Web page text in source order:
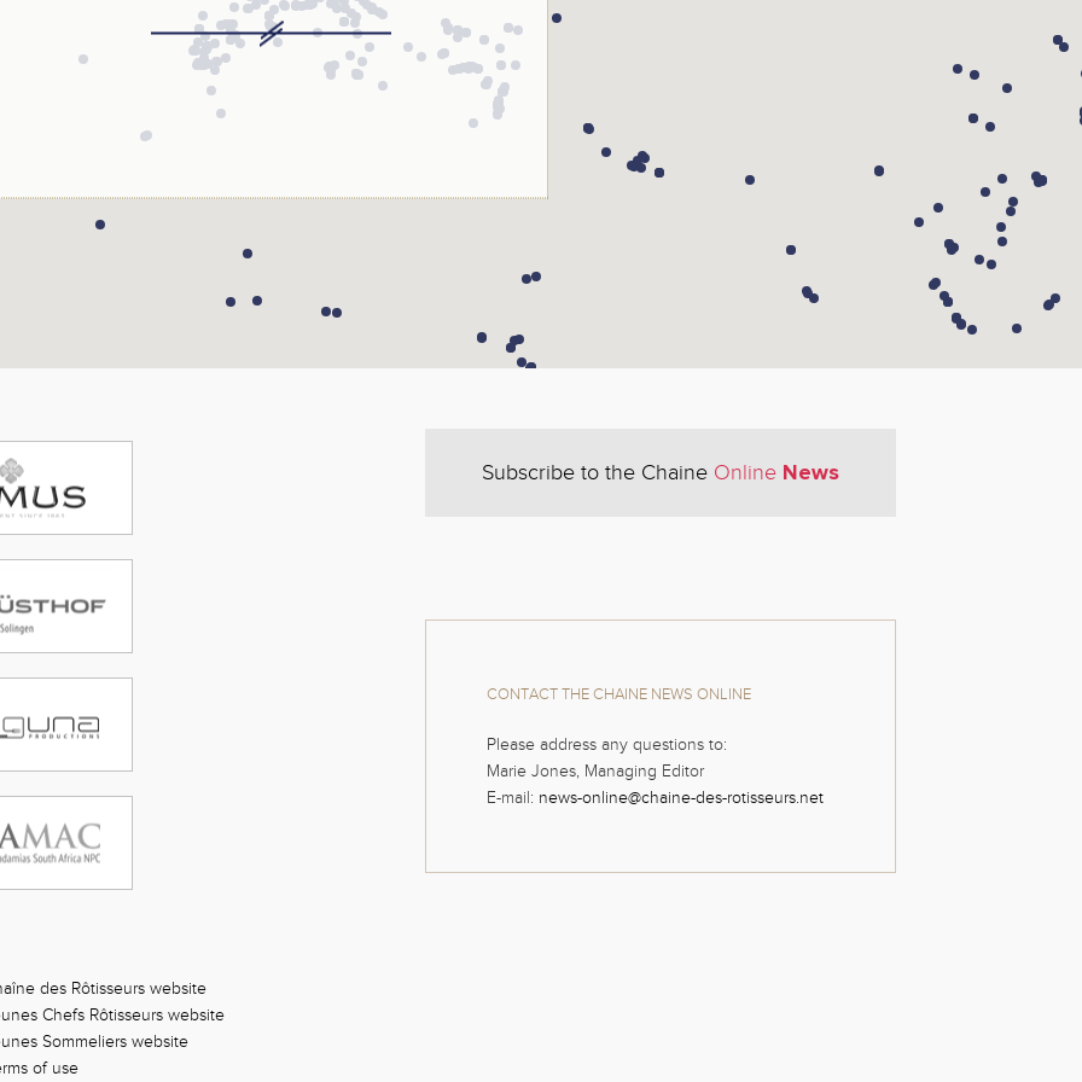
Subscribe to the Chaine Online News
CONTACT THE CHAINE NEWS ONLINE
Please address any questions to:
Marie Jones, Managing Editor
E-mail: news-online@chaine-des-rotisseurs.net
des Rôtisseurs website
Chefs Rôtisseurs website
Sommeliers website
of use